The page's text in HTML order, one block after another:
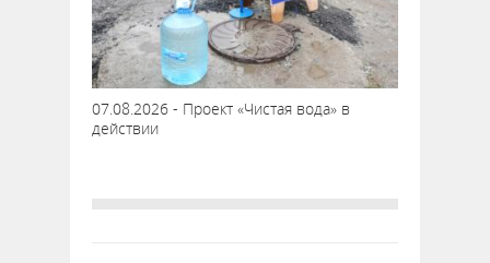
07.08.2026 - Проект «Чистая вода» в
действии